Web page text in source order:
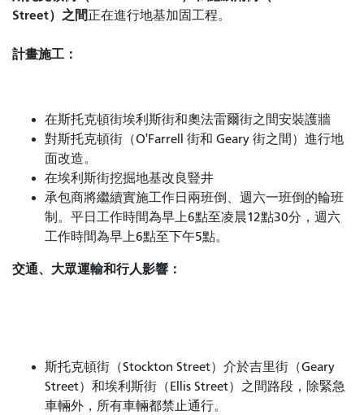
Street）之間 正在進行地基加固工程。
計畫施工：
在斯托克頓街埃利斯街和奧法雷爾街之間安裝護牆
對斯托克頓街（O'Farrell 街和 Geary 街之間）進行地
面改造。
在埃利斯街挖掘地基改良豎井
承包商將繼續實施工作日兩班倒、週六一班倒的輪班
制。平日工作時間為早上6點至凌晨12點30分，週六
工作時間為早上6點至下午5點。
交通、大眾運輸和行人影響：
斯托克頓街（Stockton Street）介於吉里街（Geary
Street）和埃利斯街（Ellis Street）之間路段，除緊急
車輛外，所有車輛都禁止通行。